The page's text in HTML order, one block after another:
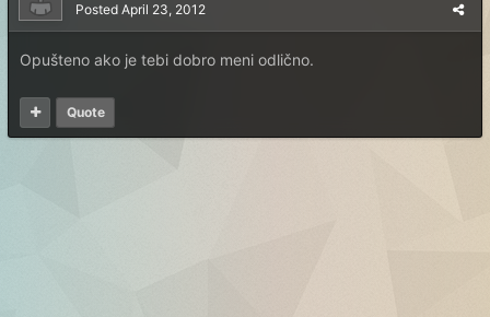
Posted April 23, 2012
Opušteno ako je tebi dobro meni odlično.
Quote